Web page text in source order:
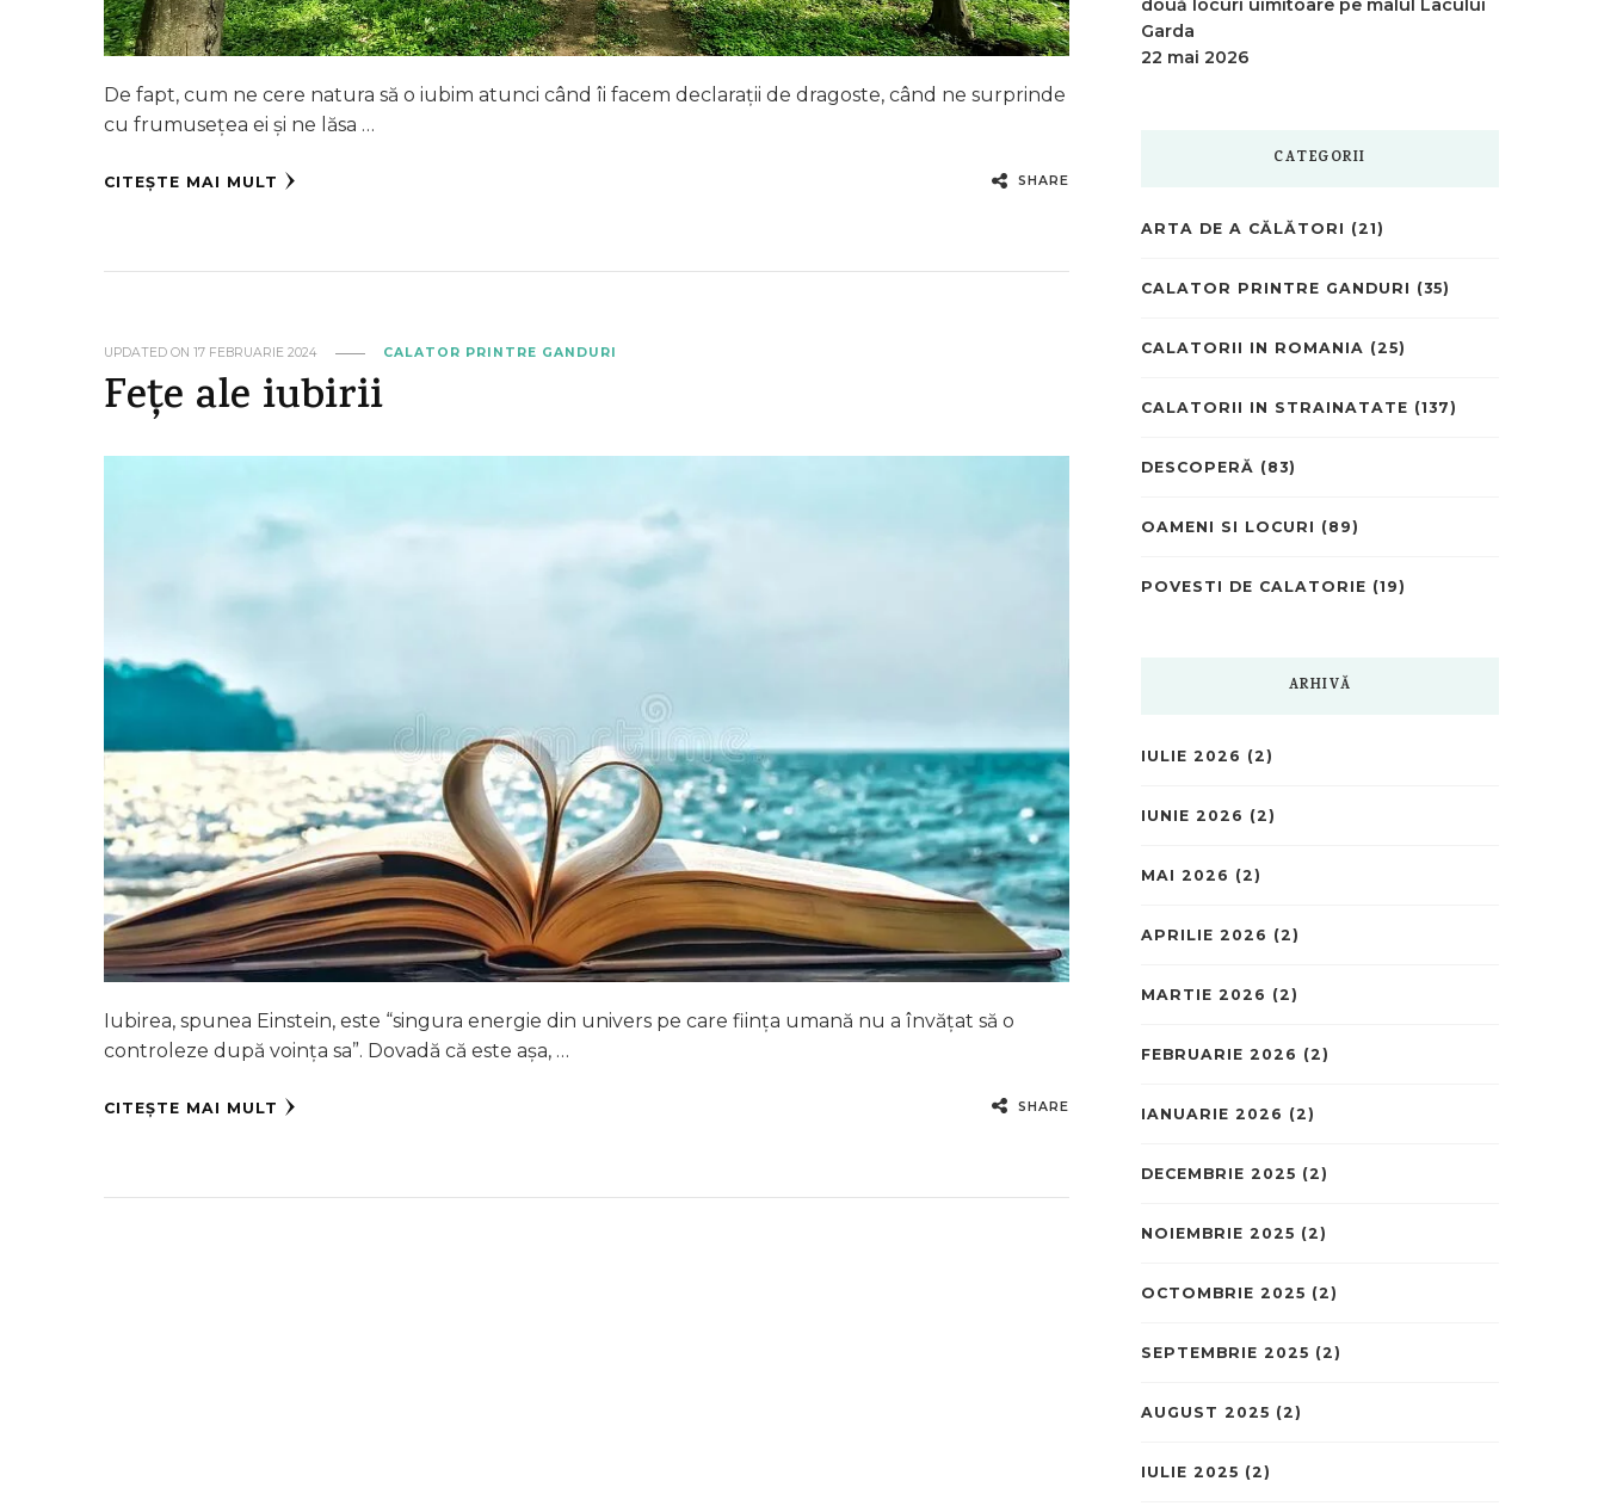
De fapt, cum ne cere natura să o iubim atunci când îi facem declarații de dragoste, când ne surprinde
cu frumusețea ei și ne lăsa …
CITEȘTE MAI MULT SHARE
UPDATED ON 17 FEBRUARIE 2024 CALATOR PRINTRE GANDURI
Fețe ale iubirii
Iubirea, spunea Einstein, este “singura energie din univers pe care ființa umană nu a învățat să o
controleze după voința sa”. Dovadă că este așa, …
CITEȘTE MAI MULT SHARE
două locuri uimitoare pe malul Lacului
Garda
22 mai 2026
CATEGORII
ARTA DE A CĂLĂTORI (21)
CALATOR PRINTRE GANDURI (35)
CALATORII IN ROMANIA (25)
CALATORII IN STRAINATATE (137)
DESCOPERĂ (83)
OAMENI SI LOCURI (89)
POVESTI DE CALATORIE (19)
ARHIVĂ
IULIE 2026 (2)
IUNIE 2026 (2)
MAI 2026 (2)
APRILIE 2026 (2)
MARTIE 2026 (2)
FEBRUARIE 2026 (2)
IANUARIE 2026 (2)
DECEMBRIE 2025 (2)
NOIEMBRIE 2025 (2)
OCTOMBRIE 2025 (2)
SEPTEMBRIE 2025 (2)
AUGUST 2025 (2)
IULIE 2025 (2)